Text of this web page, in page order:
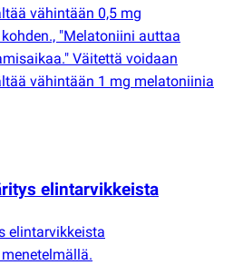
vähintään 0,5 mg
"Melatoniini auttaa
Väitettä voidaan
vähintään 1 mg melatoniinia
elintarvikkeista
elintarvikkeista